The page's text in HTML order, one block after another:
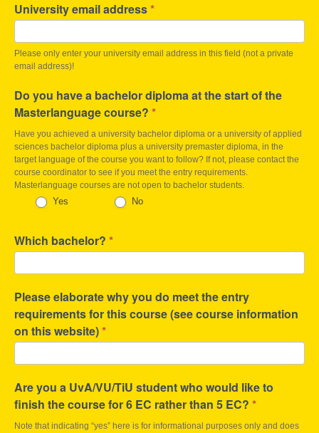
University email address*
Please only enter your university email address in this field (not a private
email address)!
Do you have a bachelor diploma at the start of the
Masterlanguage course? *
Have you achieved a university bachelor diploma or a university of applied
sciences bachelor diploma plus a university premaster diploma, in the
target language of the course you want to follow? If not, please contact the
course coordinator to see if you meet the entry requirements.
Masterlanguage courses are not open to bachelor students.
Yes No
Which bachelor? *
Please elaborate why you do meet the entry
requirements for this course (see course information
on this website)*
Are you a UvA/VU/TiU student who would like to
finish the course for 6 EC rather than 5 EC? *
Note that indicating “yes” here is for informational purposes only and does